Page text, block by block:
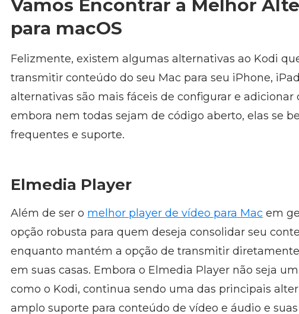
Vamos Encontrar a Melhor
para macOS
Felizmente, existem algumas alternativas ao Kodi
transmitir conteúdo do seu Mac para seu iPhone,
alternativas são mais fáceis de configurar e adicionar
embora nem todas sejam de código aberto, elas se
frequentes e suporte.
Elmedia Player
Além de ser o melhor player de vídeo para Mac em
opção robusta para quem deseja consolidar seu
enquanto mantém a opção de transmitir
em suas casas. Embora o Elmedia Player não seja
como o Kodi, continua sendo uma das principais
amplo suporte para conteúdo de vídeo e áudio e